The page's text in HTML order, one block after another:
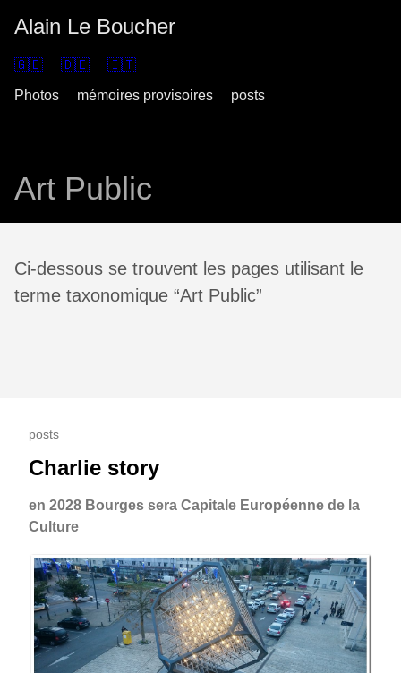
Alain Le Boucher
🇬🇧 🇩🇪
🇮🇹
Photos
mémoires provisoires posts
Art Public
Ci-dessous se trouvent les pages utilisant le
terme taxonomique “Art Public”
posts
Charlie story
en 2028 Bourges sera Capitale Européenne de la
Culture